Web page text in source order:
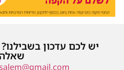
יש לכם עדכון